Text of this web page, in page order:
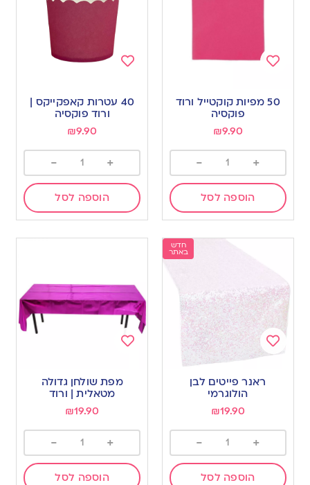
to
50 מפיות קוקטייל ורוד
פוקסיה
₪9.90
+
-
הוספה לסל
to
wishlist
40 עטרות קאפקייקס |
ורוד פוקסיה
₪9.90
+
-
הוספה לסל
חדש
באתר
Add
wishlist
ראנר פייטים לבן
הולוגרמי
₪19.90
+
-
הוספה לסל
wishlist
מפת שולחן גדולה
מטאלית | ורוד
₪19.90
+
-
הוספה לסל